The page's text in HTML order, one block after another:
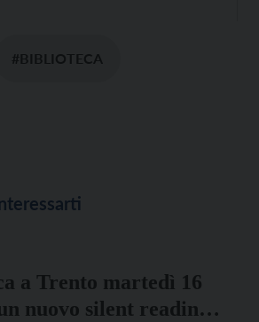
#BIBLIOTECA
a Trento martedì 16
nuovo silent reading